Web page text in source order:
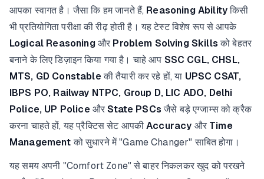
आपका स्वागत है। जैसा कि हम जानते हैं, Reasoning Abilityकिसी
भी प्रतियोगिता परीक्षा की रीढ़ होती है। यह टेस्ट विशेष रूप से आपके
Logical Reasoningऔर Problem Solving Skills को बेहतर
बनाने के लिए डिज़ाइन किया गया है। चाहे आप SSC CGL, CHSL,
MTS, GD Constable की तैयारी कर रहे हों, या UPSC CSAT,
IBPS PO, Railway NTPC, Group D, LIC ADO, Delhi
Police, UP Police औरState PSCs जैसे बड़े एग्जाम्स को क्रैक
करना चाहते हों, यह प्रैक्टिस सेट आपकीAccuracy और Time
Management को सुधारने में "Game Changer" साबित होगा।
यह समय अपनी "Comfort Zone" से बाहर निकलकर खुद को परखने